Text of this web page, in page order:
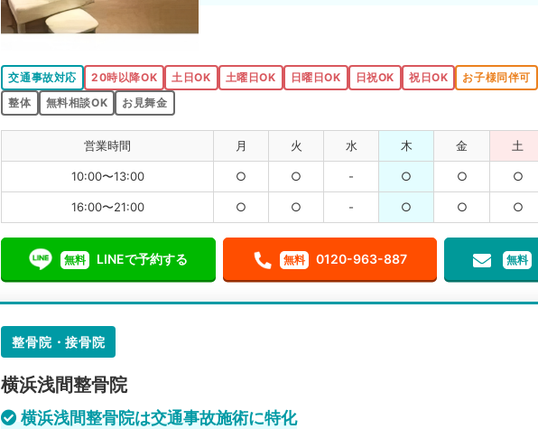
交通事故対応 20時以降OK 土日OK 土曜日OK 日曜日OK 日祝OK 祝日OK お子様同伴可
整体
無料相談OK お見舞金
営業時間 月 火 水 木 金 土
10:00〜13:00 ○ ○ - ○ ○ ○
16:00〜21:00 ○ ○ - ○ ○ ○
無料 LINEで予約する 無料 0120-963-887 無料
整骨院・接骨院
横浜浅間整骨院
横浜浅間整骨院は交通事故施術に特化